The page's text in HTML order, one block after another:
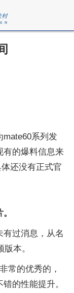
mate60系列发
有的爆料信息来
还没有正式官
过消息，从名
本。
常的优秀的，
的性能提升。